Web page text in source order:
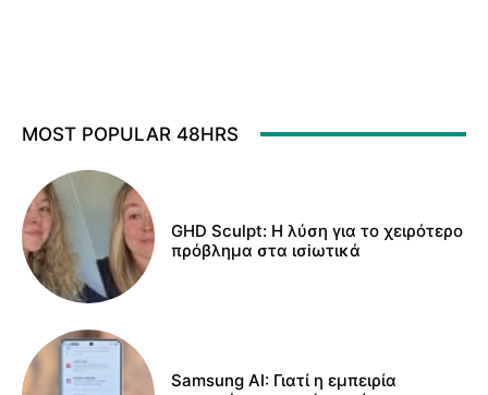
MOST POPULAR 48HRS
GHD Sculpt: Η λύση για το χειρότερο
πρόβλημα στα ισiωτικά
Samsung AI: Γιατί η εμπειρία